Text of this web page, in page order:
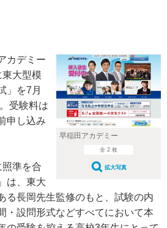
早稲田アカデミー
全 2 枚
拡大写真
カデミー
大型模
」を7月
受験料は
申し込み
準を合
は、東大
る長岡先生監修のもと、試験の内
・設問形式などすべてにおいて本